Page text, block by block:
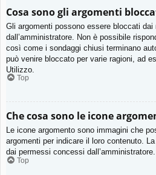
Cosa sono gli argomenti
Gli argomenti possono essere bloccati dai
dall’amministratore. Non è possibile
così come i sondaggi chiusi terminano
può venire bloccato per varie ragioni, ad
Utilizzo.
Top
Che cosa sono le icone
Le icone argomento sono immagini che
argomenti per indicare il loro contenuto.
dai permessi concessi dall’amministratore.
Top